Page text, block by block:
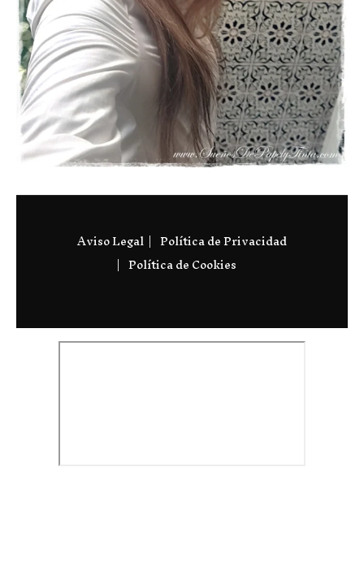
Aviso Legal
Política de Privacidad
Política de Cookies